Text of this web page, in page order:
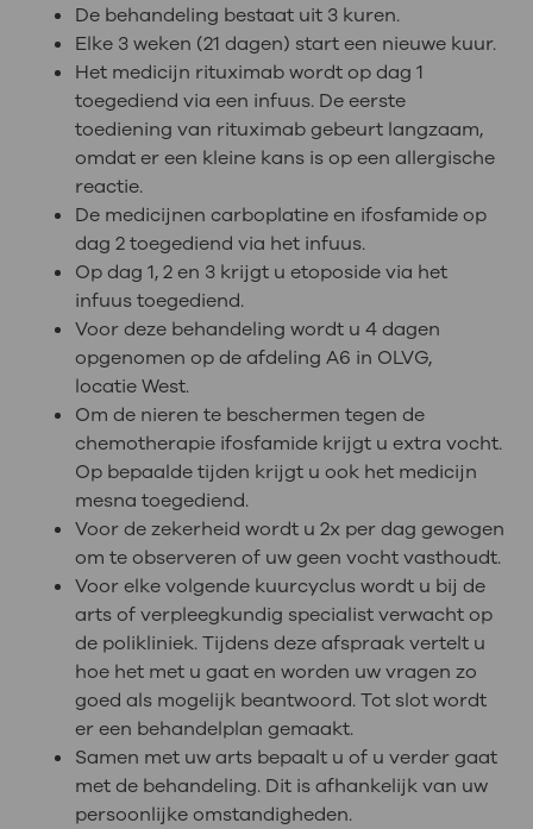
De behandeling bestaat uit 3 kuren.
Elke 3 weken (21 dagen) start een nieuwe kuur.
Het medicijn rituximab wordt op dag 1
toegediend via een infuus. De eerste
toediening van rituximab gebeurt langzaam,
omdat er een kleine kans is op een allergische
reactie.
De medicijnen carboplatine en ifosfamide op
dag 2 toegediend via het infuus.
Op dag 1, 2 en 3 krijgt u etoposide via het
infuus toegediend.
Voor deze behandeling wordt u 4 dagen
opgenomen op de afdeling A6 in OLVG,
locatie West.
Om de nieren te beschermen tegen de
chemotherapie ifosfamide krijgt u extra vocht.
Op bepaalde tijden krijgt u ook het medicijn
mesna toegediend.
Voor de zekerheid wordt u 2x per dag gewogen
om te observeren of uw geen vocht vasthoudt.
Voor elke volgende kuurcyclus wordt u bij de
arts of verpleegkundig specialist verwacht op
de polikliniek. Tijdens deze afspraak vertelt u
hoe het met u gaat en worden uw vragen zo
goed als mogelijk beantwoord. Tot slot wordt
er een behandelplan gemaakt.
Samen met uw arts bepaalt u of u verder gaat
met de behandeling. Dit is afhankelijk van uw
persoonlijke omstandigheden.